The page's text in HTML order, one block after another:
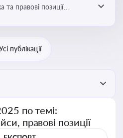
та правові позиції
публікації
по темі:
правові позиції